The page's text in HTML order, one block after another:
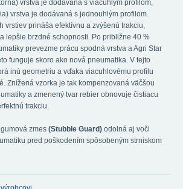
vrstva je dodávaná s viacuhlým profilom,
vrstva je dodávaná s jednouhlým profilom.
vrstiev prináša efektívnu a zvýšenú trakciu,
lepšie brzdné schopnosti. Po približne 40 %
prevezme prácu spodná vrstva a Agri Star
funguje skoro ako nová pneumatika. V tejto
inú geometriu a vďaka viacuhlovému profilu
Znížená vzorka je tak kompenzovaná väčšou
a zmenený tvar rebier obnovuje čistiacu
trakciu.
zmes (Stubble Guard) odolná aj voči
pred poškodením spôsobeným strniskom